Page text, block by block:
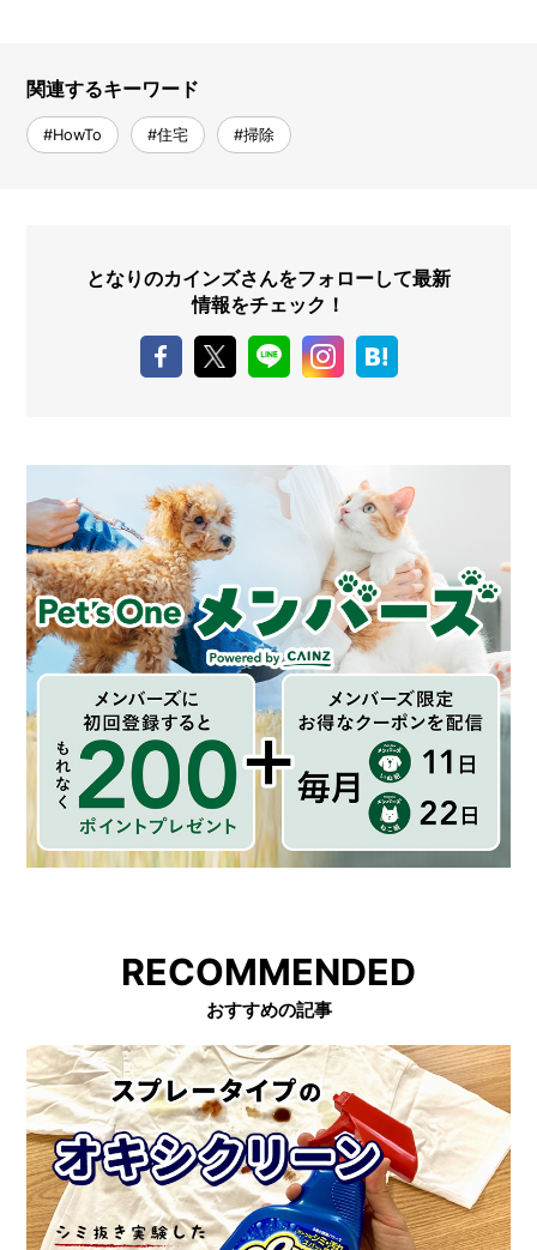
関連するキーワード
#HowTo #住宅 #掃除
となりのカインズさんをフォローして最新
情報をチェック！
RECOMMENDED
おすすめの記事